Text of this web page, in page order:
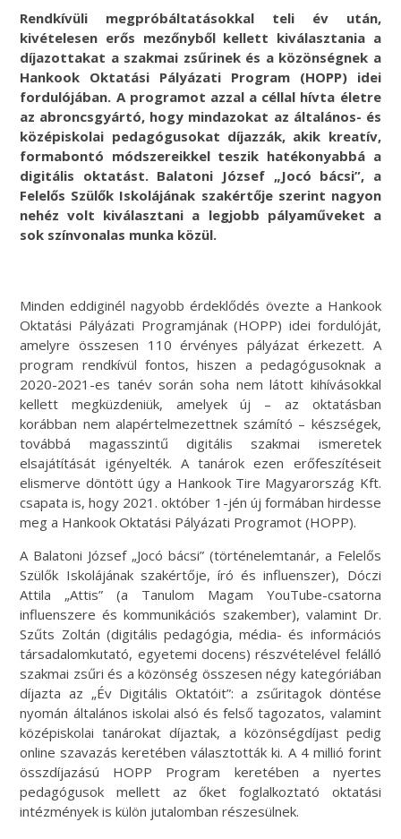
Rendkívüli megpróbáltatásokkal teli év után,
kivételesen erős mezőnyből kellett kiválasztania a
díjazottakat a szakmai zsűrinek és a közönségnek a
Hankook Oktatási Pályázati Program (HOPP) idei
fordulójában. A programot azzal a céllal hívta életre
az abroncsgyártó, hogy mindazokat az általános- és
középiskolai pedagógusokat díjazzák, akik kreatív,
formabontó módszereikkel teszik hatékonyabbá a
digitális oktatást. Balatoni József „Jocó bácsi”, a
Felelős Szülők Iskolájának szakértője szerint nagyon
nehéz volt kiválasztani a legjobb pályaműveket a
sok színvonalas munka közül.
Minden eddiginél nagyobb érdeklődés övezte a Hankook
Oktatási Pályázati Programjának (HOPP) idei fordulóját,
amelyre összesen 110 érvényes pályázat érkezett. A
program rendkívül fontos, hiszen a pedagógusoknak a
2020-2021-es tanév során soha nem látott kihívásokkal
kellett megküzdeniük, amelyek új – az oktatásban
korábban nem alapértelmezettnek számító – készségek,
továbbá magasszintű digitális szakmai ismeretek
elsajátítását igényelték. A tanárok ezen erőfeszítéseit
elismerve döntött úgy a Hankook Tire Magyarország Kft.
csapata is, hogy 2021. október 1-jén új formában hirdesse
meg a Hankook Oktatási Pályázati Programot (HOPP).
A Balatoni József „Jocó bácsi” (történelemtanár, a Felelős
Szülők Iskolájának szakértője, író és influenszer), Dóczi
Attila „Attis” (a Tanulom Magam YouTube-csatorna
influenszere és kommunikációs szakember), valamint Dr.
Szűts Zoltán (digitális pedagógia, média- és információs
társadalomkutató, egyetemi docens) részvételével felálló
szakmai zsűri és a közönség összesen négy kategóriában
díjazta az „Év Digitális Oktatóit”: a zsűritagok döntése
nyomán általános iskolai alsó és felső tagozatos, valamint
középiskolai tanárokat díjaztak, a közönségdíjast pedig
online szavazás keretében választották ki. A 4 millió forint
összdíjazású HOPP Program keretében a nyertes
pedagógusok mellett az őket foglalkoztató oktatási
intézmények is külön jutalomban részesülnek.